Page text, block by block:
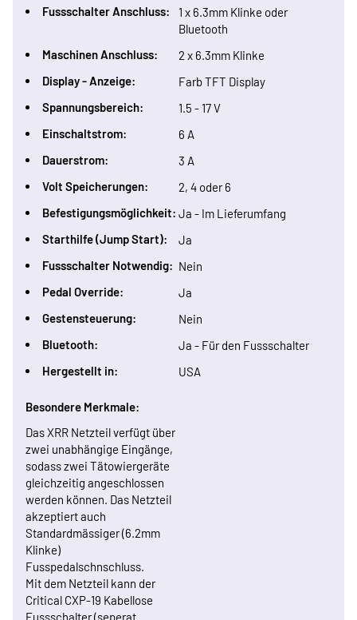
Fussschalter Anschluss:
1 x 6.3mm Klinke oder
Bluetooth
Maschinen Anschluss:
2 x 6.3mm Klinke
Display - Anzeige:
Farb TFT Display
Spannungsbereich:
1.5 - 17 V
Einschaltstrom:
6 A
Dauerstrom:
3 A
Volt Speicherungen:
2, 4 oder 6
Befestigungsmöglichkeit: Ja - Im Lieferumfang
Starthilfe (Jump Start):
Ja
Fussschalter Notwendig: Nein
Pedal Override:
Ja
Gestensteuerung:
Nein
Bluetooth:
Ja - Für den Fussschalter
Hergestellt in:
USA
Besondere Merkmale:
Das XRR Netzteil verfügt über
zwei unabhängige Eingänge,
sodass zwei Tätowiergeräte
gleichzeitig angeschlossen
werden können. Das Netzteil
akzeptiert auch
Standardmässiger (6.2mm
Klinke)
Fusspedalschnschluss.
Mit dem Netzteil kann der
Critical CXP-19 Kabellose
Fussschalter (seperat